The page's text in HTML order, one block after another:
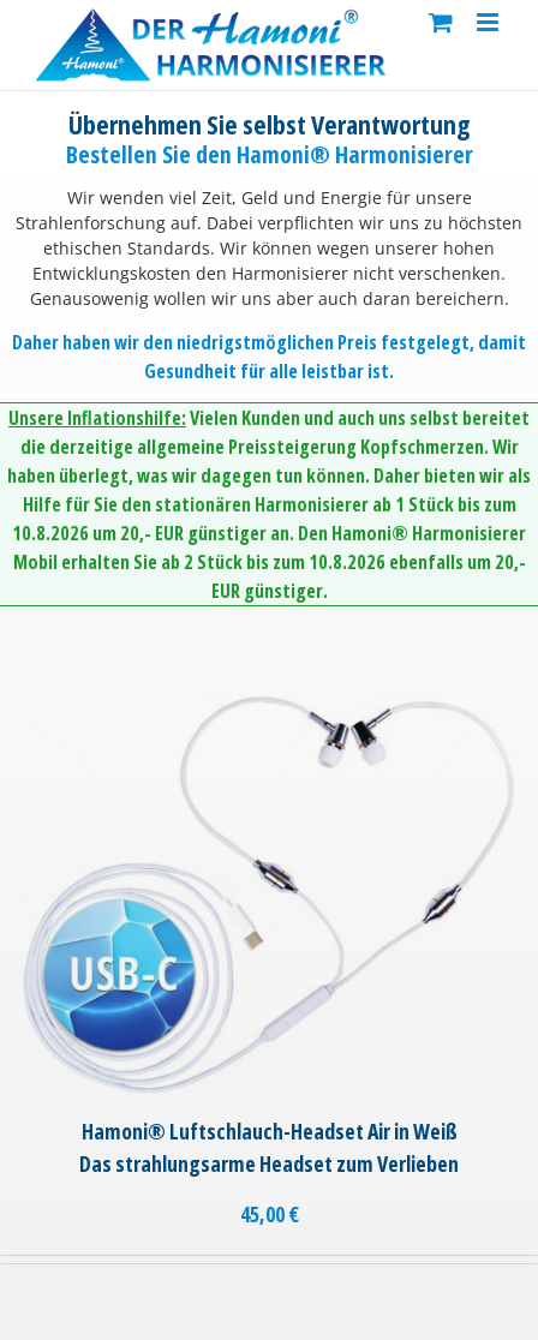
content
Übernehmen Sie selbst Verantwortung
Bestellen Sie den Hamoni® Harmonisierer
Wir wenden viel Zeit, Geld und Energie für unsere
Strahlenforschung auf. Dabei verpflichten wir uns zu höchsten
ethischen Standards. Wir können wegen unserer hohen
Entwicklungskosten den Harmonisierer nicht verschenken.
Genausowenig wollen wir uns aber auch daran bereichern.
Daher haben wir den niedrigstmöglichen Preis festgelegt, damit
Gesundheit für alle leistbar ist.
Unsere Inflationshilfe:Vielen Kunden und auch uns selbst bereitet
die derzeitige allgemeine Preissteigerung Kopfschmerzen. Wir
haben überlegt, was wir dagegen tun können. Daher bieten wir als
Hilfe für Sie den stationären Harmonisierer ab 1 Stück bis zum
10.8.2026 um 20,- EUR günstiger an. Den Hamoni® Harmonisierer
Mobil erhalten Sie ab 2 Stück bis zum 10.8.2026 ebenfalls um 20,-
EUR günstiger.
Hamoni® Luftschlauch-Headset Air in Weiß
Das strahlungsarme Headset zum Verlieben
45,00€